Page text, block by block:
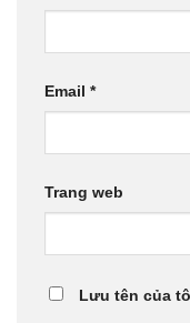
Email *
Trang web
Lưu tên của